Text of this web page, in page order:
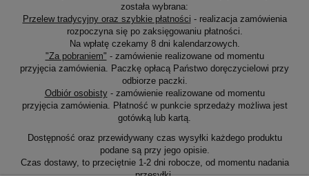
została wybrana:
Przelew tradycyjny oraz szybkie płatności - realizacja zamówienia
rozpoczyna się po zaksięgowaniu płatności.
Na wpłatę czekamy 8 dni kalendarzowych.
"Za pobraniem" - zamówienie realizowane od momentu
przyjęcia zamówienia. Paczkę opłacą Państwo doręczycielowi przy
odbiorze paczki.
Odbiór osobisty- zamówienie realizowane od momentu
przyjęcia zamówienia. Płatność w punkcie sprzedaży możliwa jest
gotówką lub kartą.
Dostępność oraz przewidywany czas wysyłki każdego produktu
podane są przy jego opisie.
Czas dostawy, to przeciętnie 1-2 dni robocze, od momentu nadania
przesyłki.